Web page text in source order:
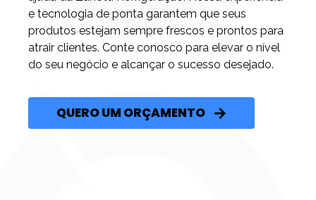
e tecnologia de ponta garantem que seus
produtos estejam sempre frescos e prontos para
atrair clientes. Conte conosco para elevar o nível
do seu negócio e alcançar o sucesso desejado.
QUERO UM ORÇAMENTO